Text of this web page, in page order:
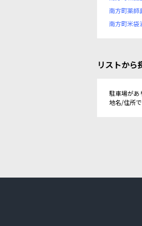
南方町薬師
南方町米袋
リストから
駐車場があ
地名/住所